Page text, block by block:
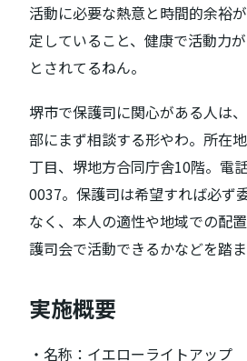
活動に必要な熱意と時間的余裕
定していること、健康で活動力
とされてるねん。
堺市で保護司に関心がある人は
部にまず相談する形やわ。所在
丁目、堺地方合同庁舎10階。電
0037。保護司は希望すれば必ず
なく、本人の適性や地域での配
護司会で活動できるかなどを踏ま
実施概要
・名称：イエローライトアップ